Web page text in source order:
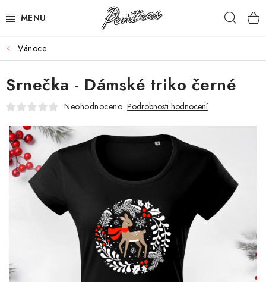
na
ROZLUČKA
NAROZENINY
NA MÍRU
DÁRKY
VÁNOCE
🖤 SLEVY
Jak nakupovat Moje objednávka
Výměna / vrácení zboží
Vánoce
Srnečka - Dámské triko černé
Neohodnoceno Podrobnosti hodnocení